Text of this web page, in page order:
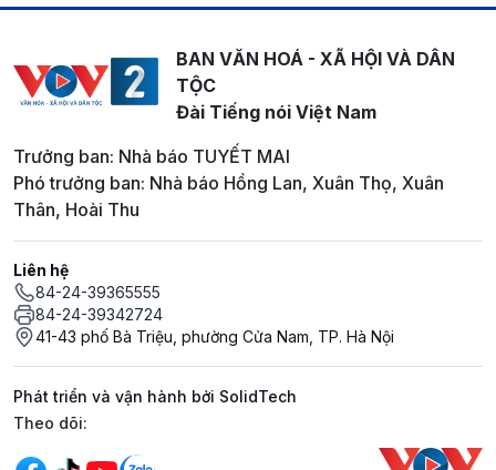
BAN VĂN HOÁ - XÃ HỘI VÀ DÂN
TỘC
Đài Tiếng nói Việt Nam
Trưởng ban: Nhà báo TUYẾT MAI
Phó trưởng ban: Nhà báo Hồng Lan, Xuân Thọ, Xuân
Thân, Hoài Thu
Liên hệ
84-24-39365555
84-24-39342724
41-43 phố Bà Triệu, phường Cửa Nam, TP. Hà Nội
Phát triển và vận hành bởi SolidTech
Mạng xã hội
Theo dõi: